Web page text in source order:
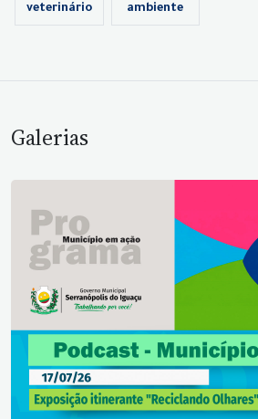
veterinário
ambiente
Galerias